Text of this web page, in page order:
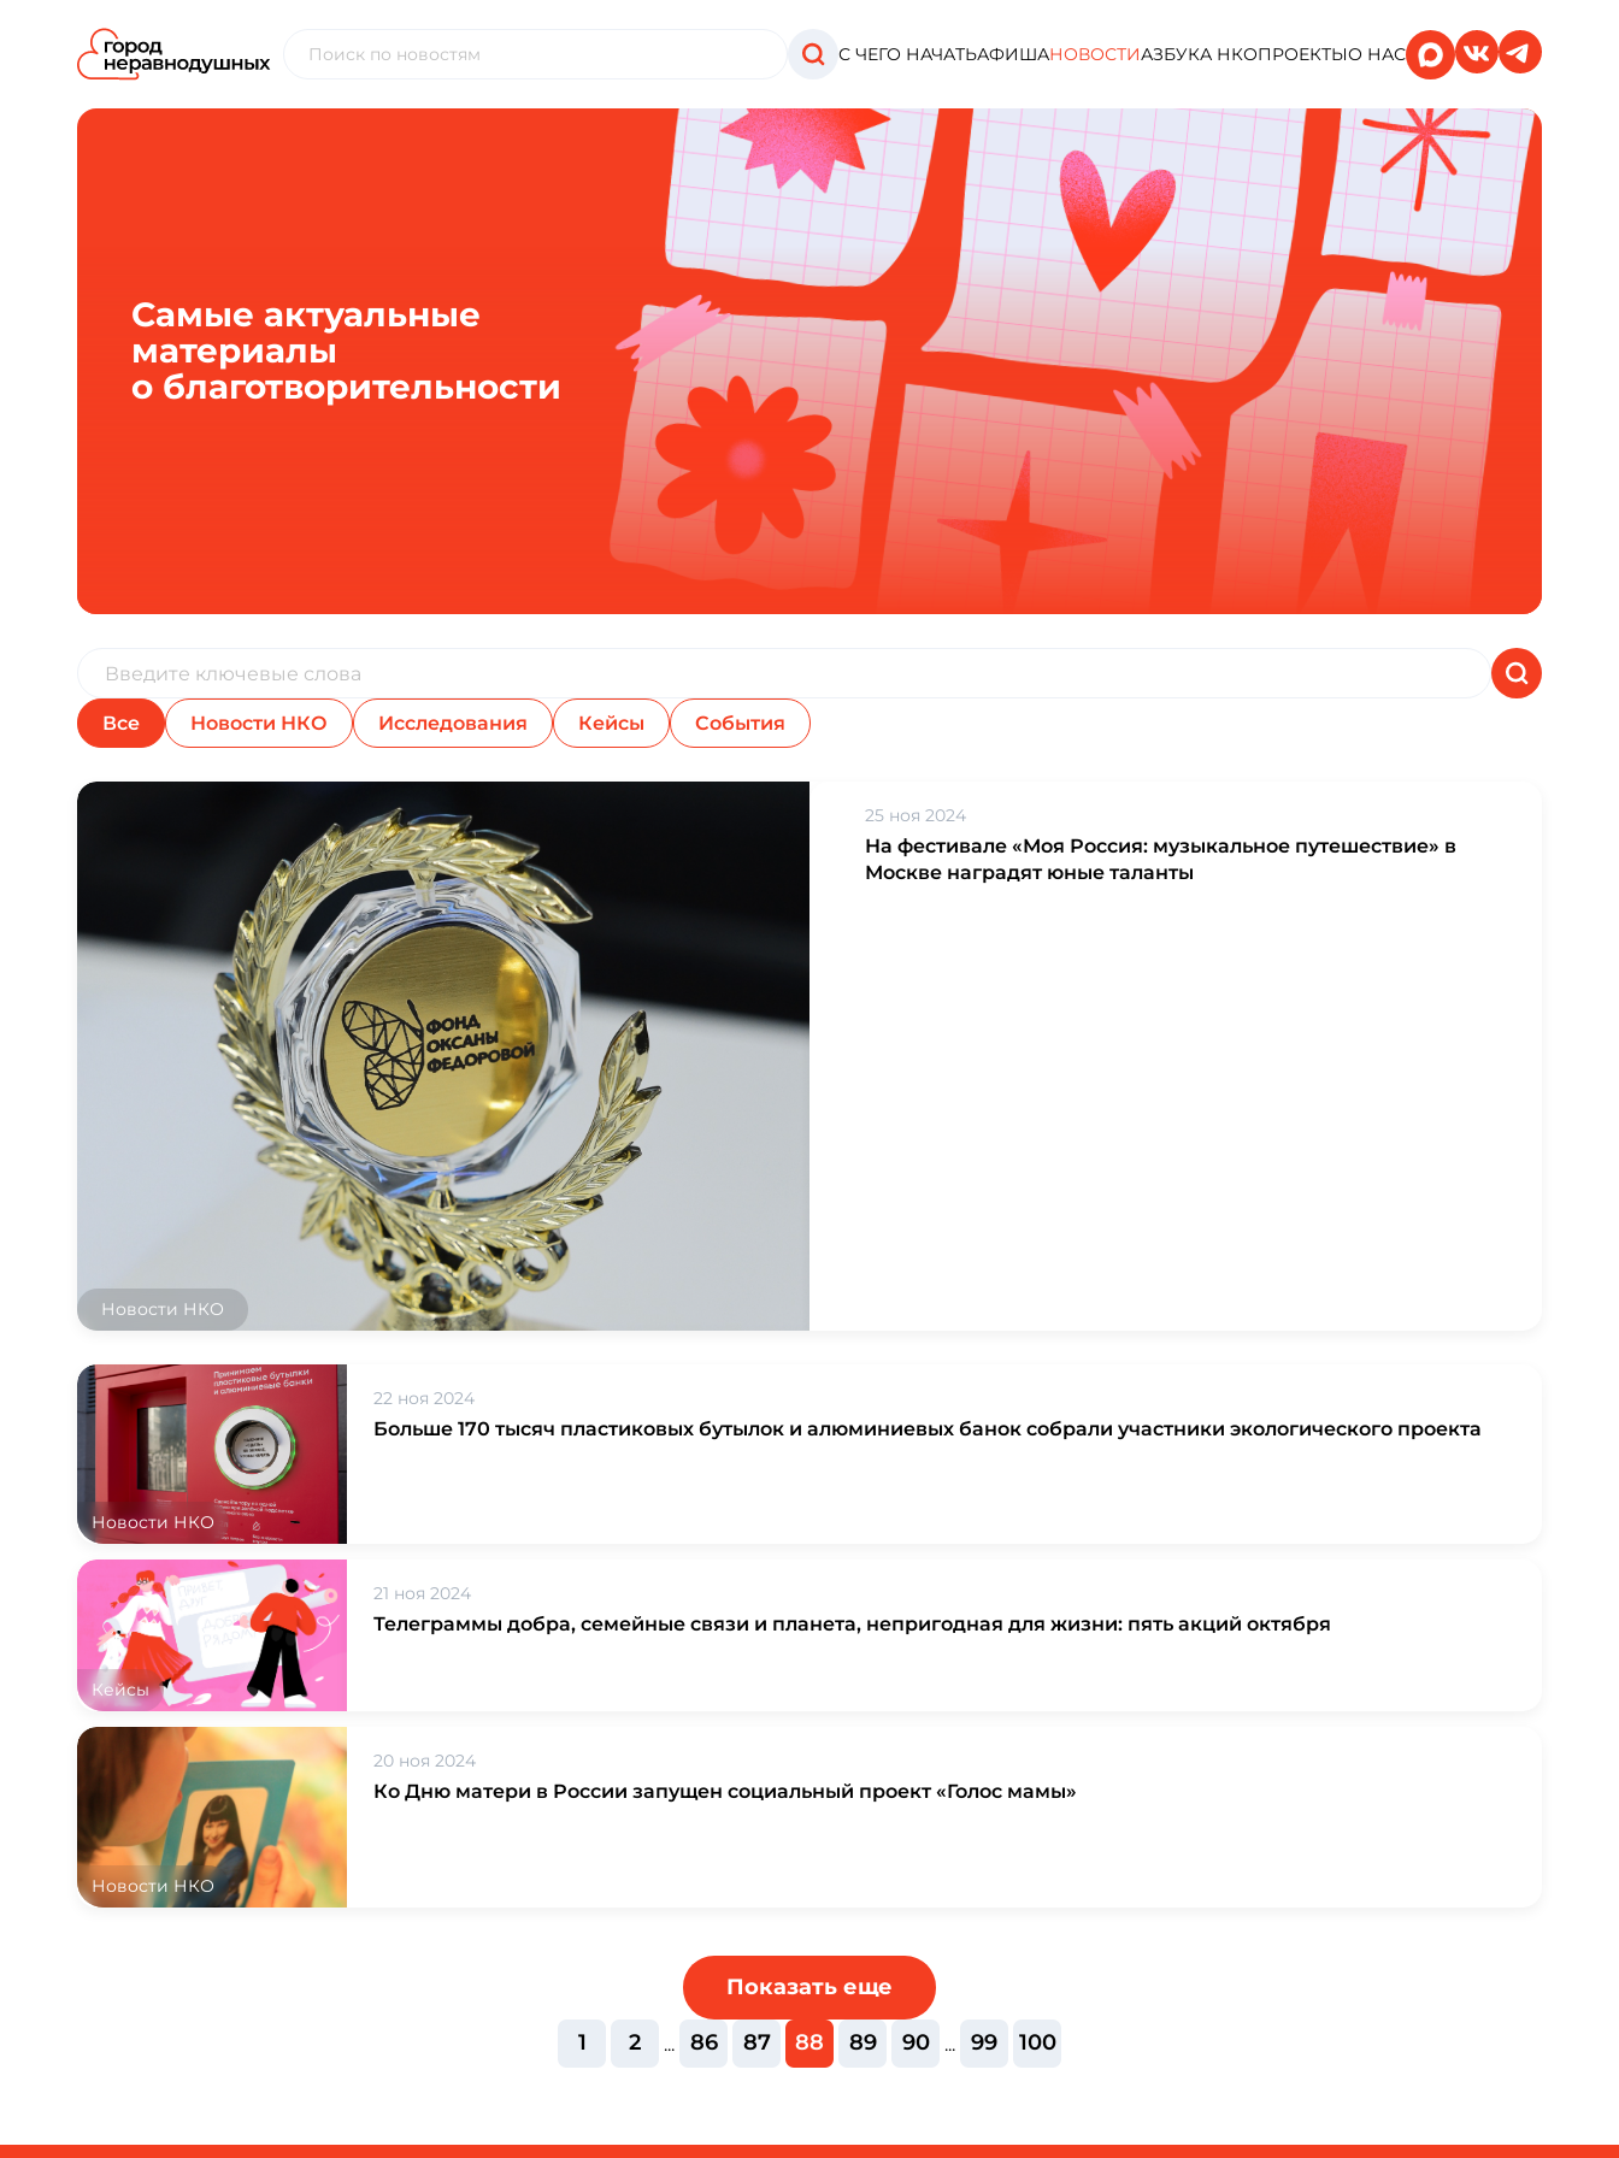
С ЧЕГО НАЧАТЬАФИШАНОВОСТИАЗБУКА НКОПРОЕКТЫО НАС
Самые актуальные
материалы
о благотворительности
Все Новости НКО Исследования Кейсы События
Новости НКО
25 ноя 2024
На фестивале «Моя Россия: музыкальное путешествие» в
Москве наградят юные таланты
Новости НКО
22 ноя 2024
Больше 170 тысяч пластиковых бутылок и алюминиевых банок собрали участники экологического проекта
Кейсы
21 ноя 2024
Телеграммы добра, семейные связи и планета, непригодная для жизни: пять акций октября
Новости НКО
20 ноя 2024
Ко Дню матери в России запущен социальный проект «Голос мамы»
1 2 ... 86 87 88 89 90 ... 99 100
Показать еще